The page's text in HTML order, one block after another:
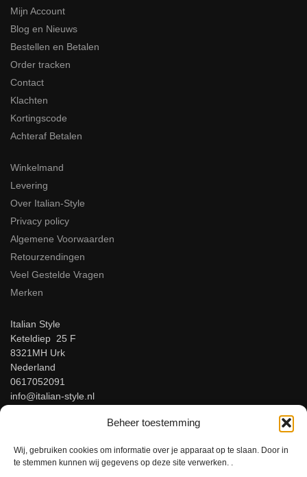
Beheer toestemming
Wij, gebruiken cookies om informatie over je apparaat op te slaan. Door in
te stemmen kunnen wij gegevens op deze site verwerken. .
Mijn Account
Blog en Nieuws
Bestellen en Betalen
Order tracken
Contact
Klachten
Kortingscode
Achteraf Betalen
Winkelmand
Levering
Over Italian-Style
Privacy policy
Algemene Voorwaarden
Retourzendingen
Veel Gestelde Vragen
Merken
Italian Style
Keteldiep 25 F
8321MH Urk
Nederland
0617052091
info@italian-style.nl
BTW: NL866816483B01
Beoordeel ons op Google!